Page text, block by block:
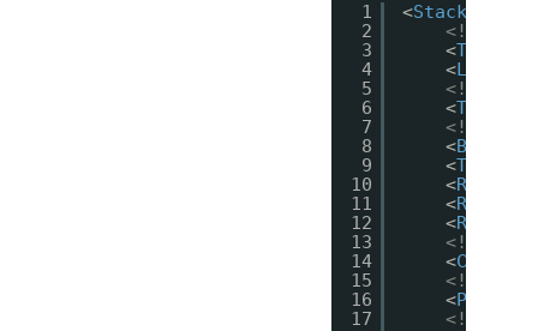
1
2
3
4
5
6
7
8
9
10
11
12
13
14
15
16
17
<StackPanel
<!--문자
<
<Label
<!--사용
<TextBox
<!--버튼
<Button
<
<
<
<
<!--체크
<
<!--프로
<
<!--슬라